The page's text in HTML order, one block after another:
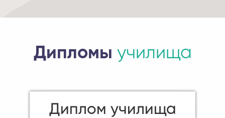
Дипломы училища
Диплом училища